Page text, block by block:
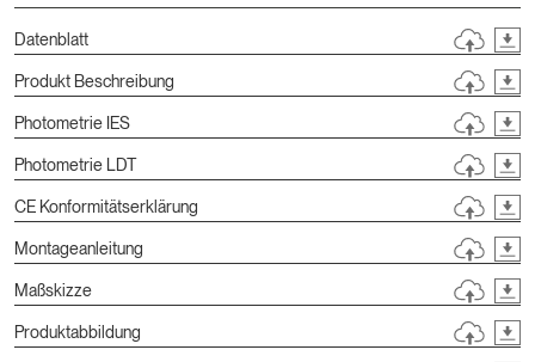
Datenblatt
Produkt Beschreibung
Photometrie IES
Photometrie LDT
CE Konformitätserklärung
Montageanleitung
Maßskizze
Produktabbildung